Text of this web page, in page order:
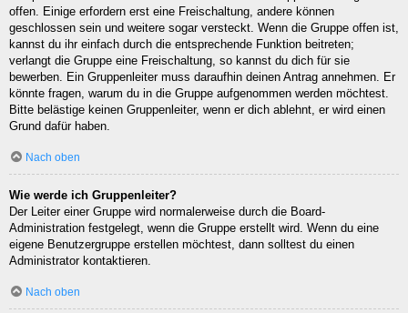
offen. Einige erfordern erst eine Freischaltung, andere können
geschlossen sein und weitere sogar versteckt. Wenn die Gruppe offen ist,
kannst du ihr einfach durch die entsprechende Funktion beitreten;
verlangt die Gruppe eine Freischaltung, so kannst du dich für sie
bewerben. Ein Gruppenleiter muss daraufhin deinen Antrag annehmen. Er
könnte fragen, warum du in die Gruppe aufgenommen werden möchtest.
Bitte belästige keinen Gruppenleiter, wenn er dich ablehnt, er wird einen
Grund dafür haben.
Nach oben
Wie werde ich Gruppenleiter?
Der Leiter einer Gruppe wird normalerweise durch die Board-
Administration festgelegt, wenn die Gruppe erstellt wird. Wenn du eine
eigene Benutzergruppe erstellen möchtest, dann solltest du einen
Administrator kontaktieren.
Nach oben